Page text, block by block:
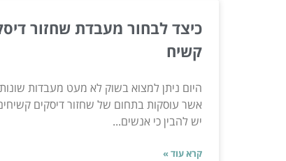
כיצד לבחור מעבדת שחזור
קשיח
היום ניתן למצוא בשוק לא מעט מעבדות
אשר עוסקות בתחום של שחזור דיסקים
יש להבין כי אנשים...
קרא עוד »